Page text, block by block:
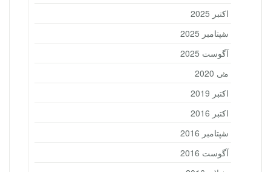
اکتبر 2025
سپتامبر 2025
آگوست 2025
می 2020
اکتبر 2019
اکتبر 2016
سپتامبر 2016
آگوست 2016